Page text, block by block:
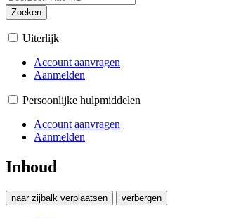
Zoeken
Uiterlijk
Account aanvragen
Aanmelden
Persoonlijke hulpmiddelen
Account aanvragen
Aanmelden
Inhoud
naar zijbalk verplaatsen verbergen